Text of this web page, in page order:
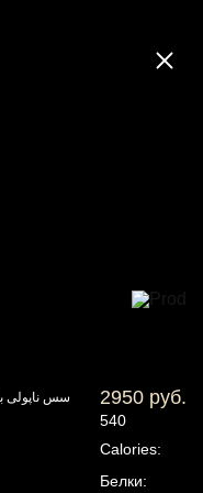
سس ناپولی
2950 руб.
540
Calories:
Белки: